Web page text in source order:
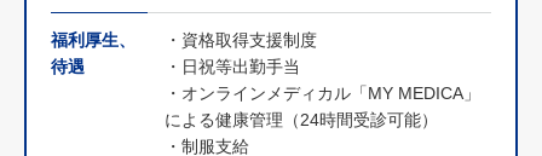
福利厚生、
待遇
・資格取得支援制度
・日祝等出勤手当
・オンラインメディカル「MY MEDICA」
による健康管理（24時間受診可能）
・制服支給